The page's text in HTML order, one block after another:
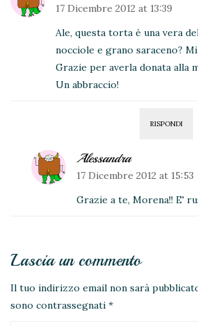
17 Dicembre 2012 at 13:39
Ale, questa torta è una vera
nocciole e grano saraceno? Mi
Grazie per averla donata alla
Un abbraccio!
RISPONDI
Alessandra
17 Dicembre 2012 at 15:53
Grazie a te, Morena!! E'
Lascia un commento
Il tuo indirizzo email non sarà
sono contrassegnati *